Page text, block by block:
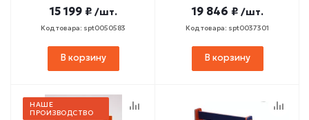
15 199 ₽ /шт.
Код товара: spt0050583
В корзину
19 846 ₽ /шт.
Код товара: spt0037301
В корзину
НАШЕ
ПРОИЗВОДСТВО